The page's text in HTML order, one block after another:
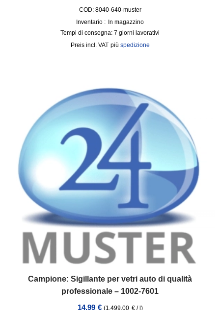
COD: 8040-640-muster
Inventario : In magazzino
Tempi di consegna: 7 giorni lavorativi
incl. VAT più spedizione
Campione: Sigillante per vetri auto di qualità
professionale – 1002-7601
14,99 € (1.499,00 €/ )